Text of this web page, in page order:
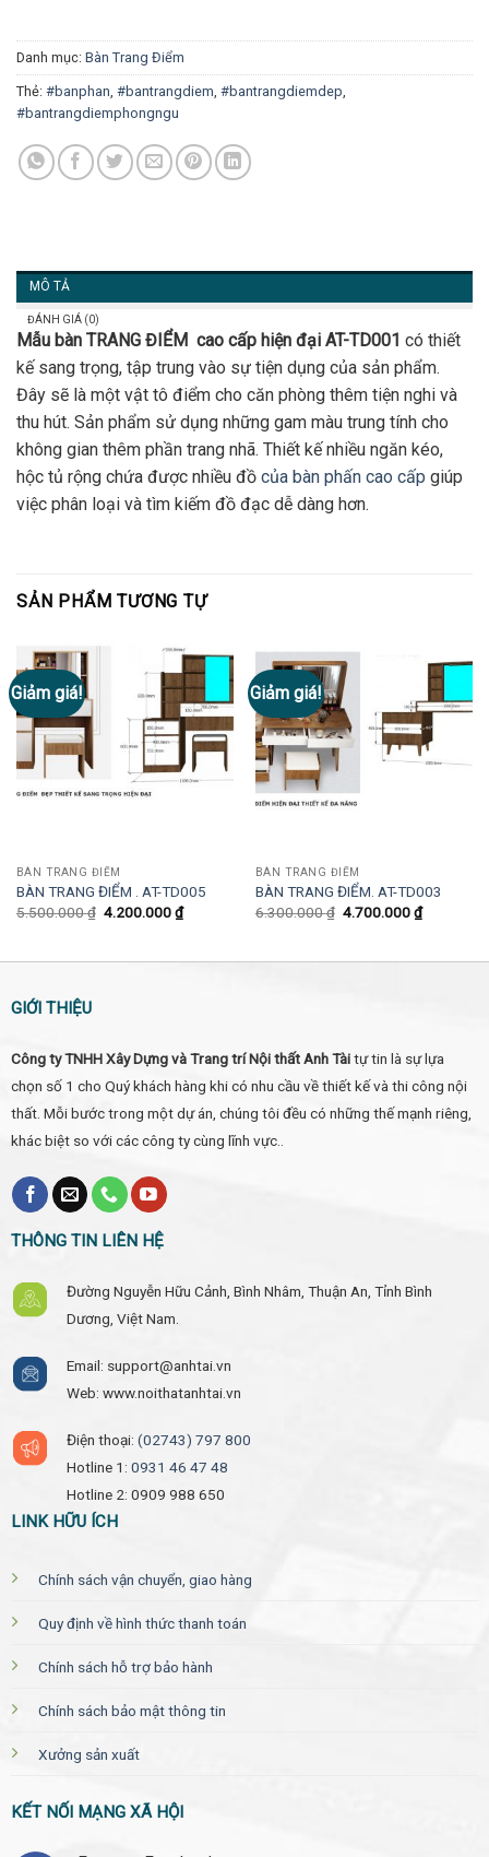
Danh mục: Bàn Trang Điểm
Thẻ: #banphan, #bantrangdiem, #bantrangdiemdep,
#bantrangdiemphongngu
MÔ TẢ
ĐÁNH GIÁ (0)
Mẫu bàn TRANG ĐIỂM cao cấp hiện đại AT-TD001 có thiết
kế sang trọng, tập trung vào sự tiện dụng của sản phẩm.
Đây sẽ là một vật tô điểm cho căn phòng thêm tiện nghi và
thu hút. Sản phẩm sử dụng những gam màu trung tính cho
không gian thêm phần trang nhã. Thiết kế nhiều ngăn kéo,
hộc tủ rộng chứa được nhiều đồ của bàn phấn cao cấp giúp
việc phân loại và tìm kiếm đồ đạc dễ dàng hơn.
SẢN PHẨM TƯƠNG TỰ
Giảm giá!
BÀN TRANG ĐIỂM
BÀN TRANG ĐIỂM . AT-TD005
5.500.000₫ Giá
4.200.000₫Giá
hiện
4.200.000 ₫.
Giảm giá!
BÀN TRANG ĐIỂM
BÀN TRANG ĐIỂM. AT-TD003
6.300.000₫ Giá
4.700.000₫Giá
hiện
₫.
GIỚI THIỆU
Công ty TNHH Xây Dựng và Trang trí Nội thất Anh Tàitự tin là sự lựa
chọn số 1 cho Quý khách hàng khi có nhu cầu về thiết kế và thi công nội
thất. Mỗi bước trong một dự án, chúng tôi đều có những thế mạnh riêng,
khác biệt so với các công ty cùng lĩnh vực..
THÔNG TIN LIÊN HỆ
Đường Nguyễn Hữu Cảnh, Bình Nhâm, Thuận An, Tỉnh Bình
Dương, Việt Nam.
Email: support@anhtai.vn
Web: www.noithatanhtai.vn
Điện thoại: (02743) 797 800
Hotline 1: 0931 46 47 48
Hotline 2: 0909 988 650
LINK HỮU ÍCH
Chính sách vận chuyển, giao hàng
Quy định về hình thức thanh toán
Chính sách hỗ trợ bảo hành
Chính sách bảo mật thông tin
Xưởng sản xuất
KẾT NỐI MẠNG XÃ HỘI